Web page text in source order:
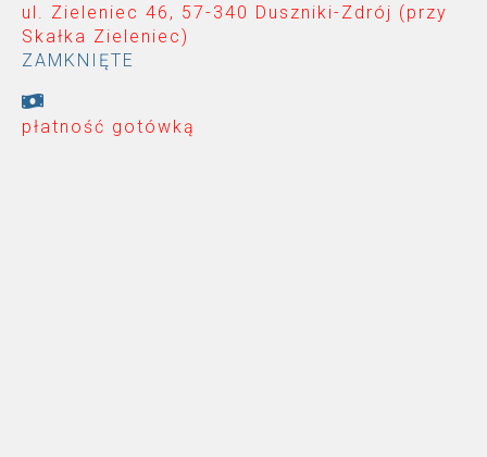
ul. Zieleniec 46, 57-340 Duszniki-Zdrój (przy
Skałka Zieleniec)
ZAMKNIĘTE
płatność gotówką